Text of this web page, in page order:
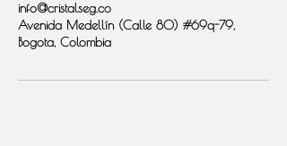
info@cristalseg.co
Avenida Medellín (Calle 80) #69q-79,
Bogota, Colombia